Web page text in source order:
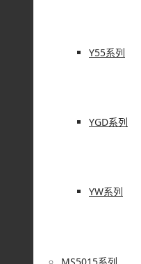
Y55系列
YGD系列
YW系列